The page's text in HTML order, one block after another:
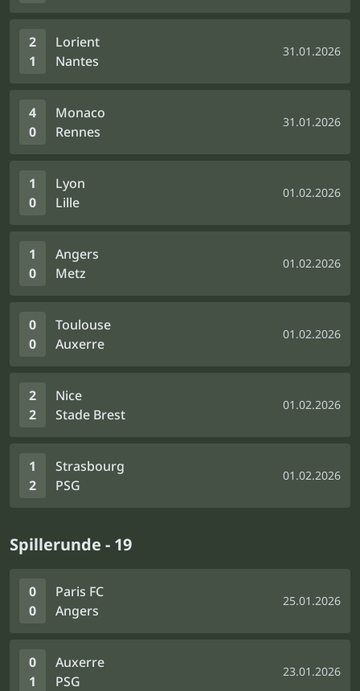
2
1
Lorient
Nantes
31.01.2026
4
0
Monaco
Rennes
31.01.2026
1
0
Lyon
Lille
01.02.2026
1
0
Angers
Metz
01.02.2026
0
0
Toulouse
Auxerre
01.02.2026
2
2
Nice
Stade Brest
01.02.2026
1
2
Strasbourg
PSG
01.02.2026
Spillerunde - 19
0
0
Paris FC
Angers
25.01.2026
0
1
Auxerre
PSG
23.01.2026